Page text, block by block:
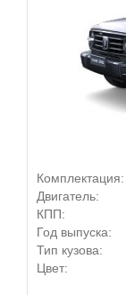
Комплектация:
Двигатель:
КПП:
Год выпуска:
Тип кузова:
Цвет: